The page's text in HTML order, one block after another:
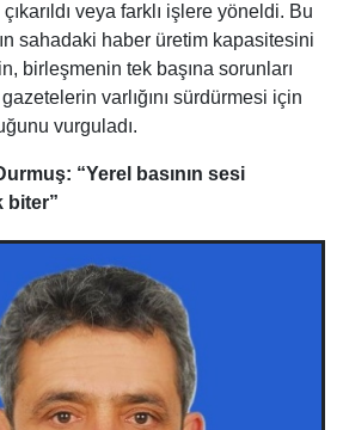
veya farklı işlere yöneldi. Bu
sahadaki haber üretim kapasitesini
birleşmenin tek başına sorunları
varlığını sürdürmesi için
vurguladı.
“Yerel basının sesi
biter”